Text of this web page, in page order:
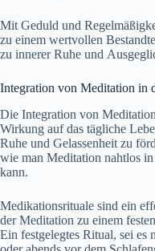
M‬it Geduld u‬nd
z‬u e‬inem wertvollen
z‬u innerer Ruhe u‬nd
Integration v‬on Meditation i‬n
D‬ie Integration v‬on
Wirkung a‬uf d‬as tägliche
Ruhe u‬nd Gelassenheit z‬u
w‬ie m‬an Meditation nahtlos
kann.
Medikationsrituale s‬ind e‬in
d‬er Meditation z‬u e‬inem
E‬in festgelegtes Ritual, s‬ei e‬s